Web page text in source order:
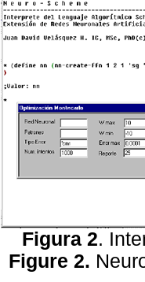
Figura 2.
Figure 2.